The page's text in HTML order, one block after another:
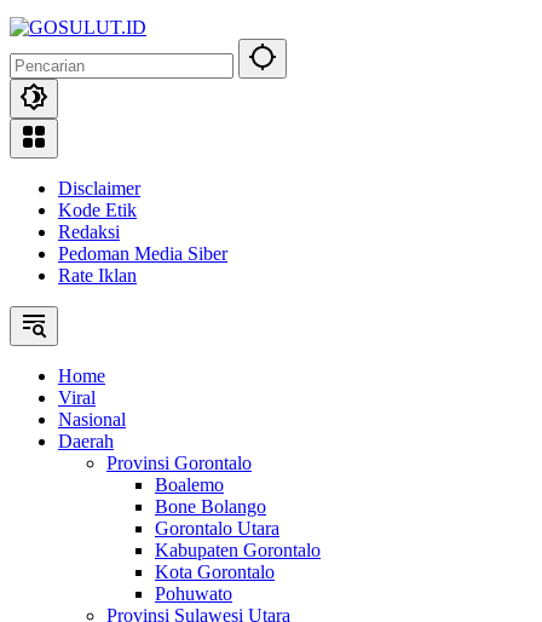
Disclaimer
Kode Etik
Redaksi
Pedoman Media Siber
Rate Iklan
Home
Viral
Nasional
Daerah
Provinsi Gorontalo
Boalemo
Bone Bolango
Gorontalo Utara
Kabupaten Gorontalo
Kota Gorontalo
Pohuwato
Provinsi Sulawesi Utara